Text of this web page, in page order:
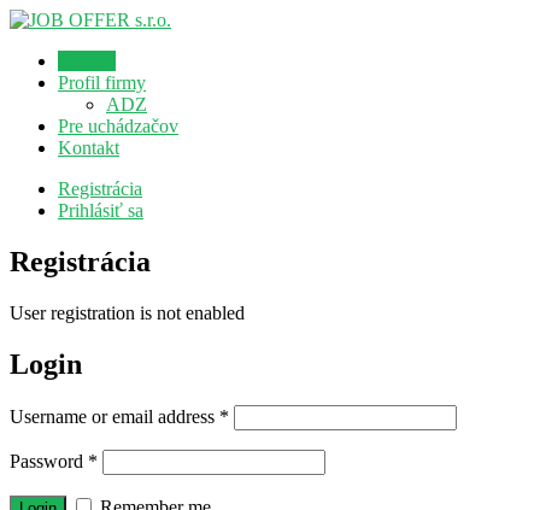
Profil firmy
ADZ
Pre uchádzačov
Kontakt
Registrácia
Prihlásiť sa
Registrácia
User registration is not enabled
Login
Username or email address *
Password *